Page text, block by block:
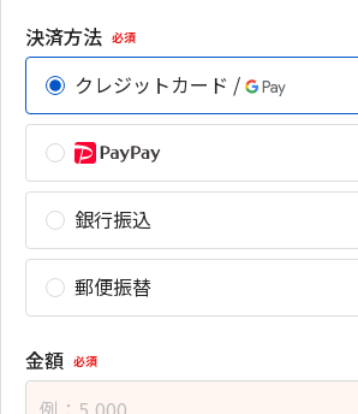
決済方法 必須
クレジットカード /
銀行振込
郵便振替
金額 必須